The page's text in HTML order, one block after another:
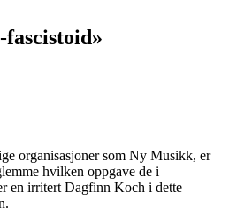
fascistoid»
organisasjoner som Ny Musikk, er
hvilken oppgave de i
en irritert Dagfinn Koch i dette